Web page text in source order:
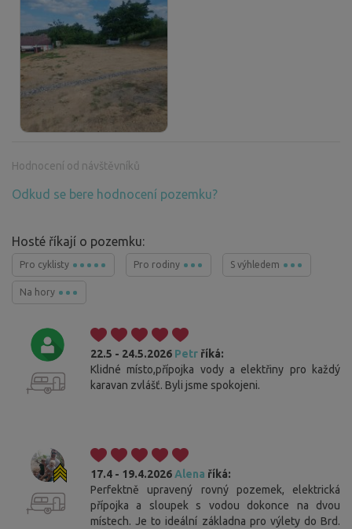
Hodnocení od návštěvníků
Odkud se bere hodnocení pozemku?
Hosté říkají o pozemku:
Pro cyklisty Pro rodiny S výhledem
Na hory
22.5 - 24.5.2026 Petr říká:
Klidné místo,přípojka vody a elektřiny pro každý
karavan zvlášť. Byli jsme spokojeni.
17.4 - 19.4.2026 Alena říká:
Perfektně upravený rovný pozemek, elektrická
přípojka a sloupek s vodou dokonce na dvou
místech. Je to ideální základna pro výlety do Brd.